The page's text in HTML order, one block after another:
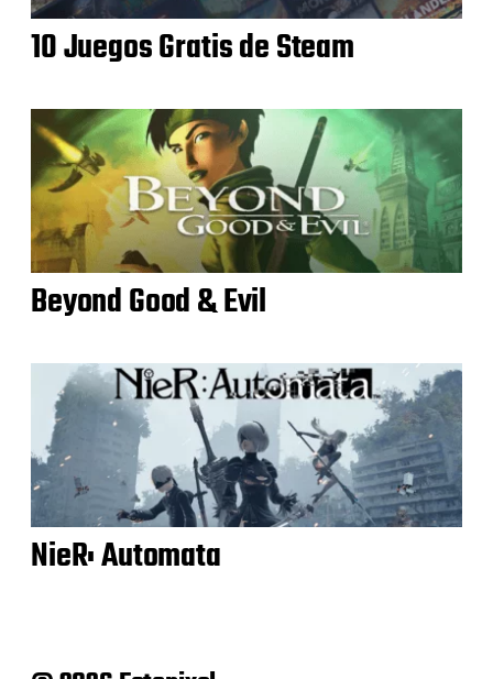
10 Juegos Gratis de Steam
Beyond Good & Evil
NieR: Automata